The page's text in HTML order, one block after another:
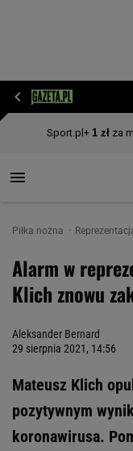
Piłka nożna
Alarm w
Klich znowu
Aleksander Bernard
29 sierpnia 2021, 14:56
Mateusz Klich
pozytywnym
koronawirusa.